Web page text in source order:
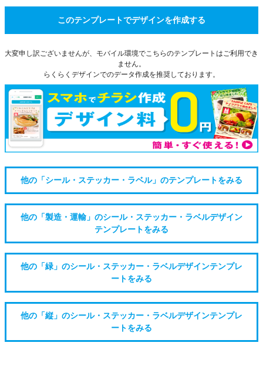
このテンプレートでデザインを作成する
大変申し訳ございませんが、モバイル環境でこちらのテンプレートはご利用でき
ません。
らくらくデザインでのデータ作成を推奨しております。
他の「シール・ステッカー・ラベル」のテンプレートをみる
他の「製造・運輸」のシール・ステッカー・ラベルデザイン
テンプレートをみる
他の「緑」のシール・ステッカー・ラベルデザインテンプレ
ートをみる
他の「縦」のシール・ステッカー・ラベルデザインテンプレ
ートをみる